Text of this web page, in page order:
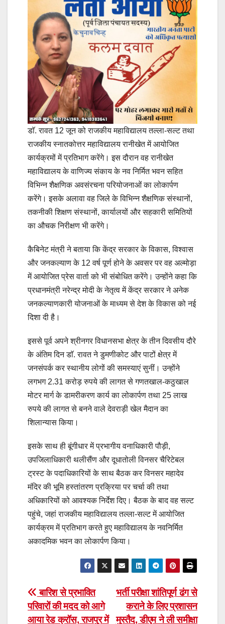
डाॅ. रावत 12 जून को राजकीय महाविद्यालय तल्ला-सल्ट तथा
राजकीय स्नातकोत्तर महाविद्यालय रानीखेत में आयोजित
कार्यक्रमों में प्रतिभाग करेंगे। इस दौरान वह रानीखेत
महाविद्यालय के वाणिज्य संकाय के नव निर्मित भवन सहित
विभिन्न शैक्षणिक अवसंरचना परियोजनाओं का लोकार्पण
करेंगे। इसके अलावा वह जिले के विभिन्न शैक्षणिक संस्थानों,
तकनीकी शिक्षण संस्थानों, कार्यालयों और सहकारी समितियों
का औचक निरीक्षण भी करेंगे।
कैबिनेट मंत्री ने बताया कि केंद्र सरकार के विकास, विश्वास
और जनकल्याण के 12 वर्ष पूर्ण होने के अवसर पर वह अल्मोड़ा
में आयोजित प्रेस वार्ता को भी संबोधित करेंगे। उन्होंने कहा कि
प्रधानमंत्री नरेन्द्र मोदी के नेतृत्व में केंद्र सरकार ने अनेक
जनकल्याणकारी योजनाओं के माध्यम से देश के विकास को नई
दिशा दी है।
इससे पूर्व अपने श्रीनगर विधानसभा क्षेत्र के तीन दिवसीय दौरे
के अंतिम दिन डाॅ. रावत ने डुमणीकोट और पाटों क्षेत्र में
जनसंपर्क कर स्थानीय लोगों की समस्याएं सुनीं। उन्होंने
लगभग 2.31 करोड़ रुपये की लागत से गणतखाल-कठुखाल
मोटर मार्ग के डामरीकरण कार्य का लोकार्पण तथा 25 लाख
रुपये की लागत से बनने वाले देवराड़ी खेल मैदान का
शिलान्यास किया।
इसके साथ ही बूंगीधार में प्रभागीय वनाधिकारी पौड़ी,
उपजिलाधिकारी थलीसैंण और दूधातोली विनसर चैरिटेबल
ट्रस्ट के पदाधिकारियों के साथ बैठक कर विनसर महादेव
मंदिर की भूमि हस्तांतरण प्रक्रिया पर चर्चा की तथा
अधिकारियों को आवश्यक निर्देश दिए। बैठक के बाद वह सल्ट
पहुंचे, जहां राजकीय महाविद्यालय तल्ला-सल्ट में आयोजित
कार्यक्रम में प्रतिभाग करते हुए महाविद्यालय के नवनिर्मित
अकादमिक भवन का लोकार्पण किया।
Post
navigation
भर्ती परीक्षा शांतिपूर्ण ढंग से
कराने के लिए प्रशासन
मुस्तैद, डीएम ने ली समीक्षा
बारिश से प्रभावित
परिवारों की मदद को आगे
आया रेड क्रॉस, राजपुर में